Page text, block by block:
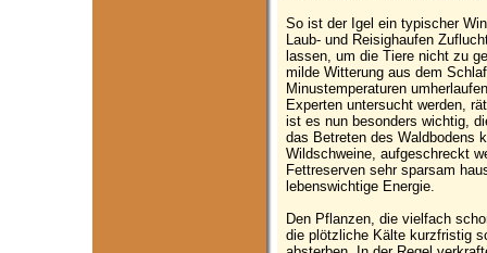
So ist der Igel ein typischer
Laub- und Reisighaufen
lassen, um die Tiere nicht zu
milde Witterung aus dem
Minustemperaturen
Experten untersucht werden,
ist es nun besonders wichtig,
das Betreten des Waldbodens
Wildschweine, aufgeschreckt
Fettreserven sehr sparsam
lebenswichtige Energie.
Den Pflanzen, die vielfach
die plötzliche Kälte kurzfristig